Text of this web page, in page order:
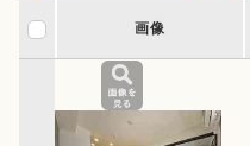
画像